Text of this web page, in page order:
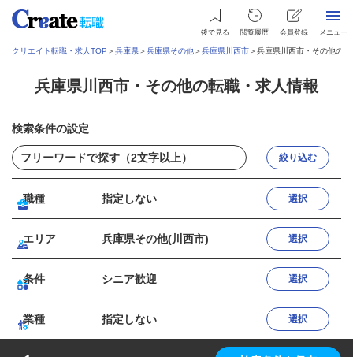
後で見る 閲覧履歴 会員登録 メニュー
クリエイト転職・求人TOP ＞兵庫県＞兵庫県その他＞兵庫県川西市＞兵庫県川西市・その他の
兵庫県川西市・その他の転職・求人情報
検索条件の設定
絞り込む
職種 指定しない 選択
エリア 兵庫県その他(川西市) 選択
条件 シニア歓迎 選択
業種 指定しない 選択